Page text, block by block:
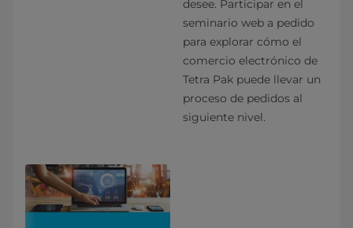
desee. Participar en el
seminario web a pedido
para explorar cómo el
comercio electrónico de
Tetra Pak puede llevar un
proceso de pedidos al
siguiente nivel.